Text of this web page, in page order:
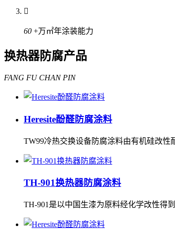

60 +万㎡年涂装能力
换热器防腐产品
FANG FU CHAN PIN
Heresite酚醛防腐涂料
TW99冷热交换设备防腐涂料由有机硅改性
TH-901换热器防腐涂料
TH-901是以中国生漆为原料经化学改性得